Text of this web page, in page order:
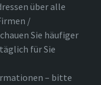
über alle
/
Sie häufiger
für Sie
– bitte